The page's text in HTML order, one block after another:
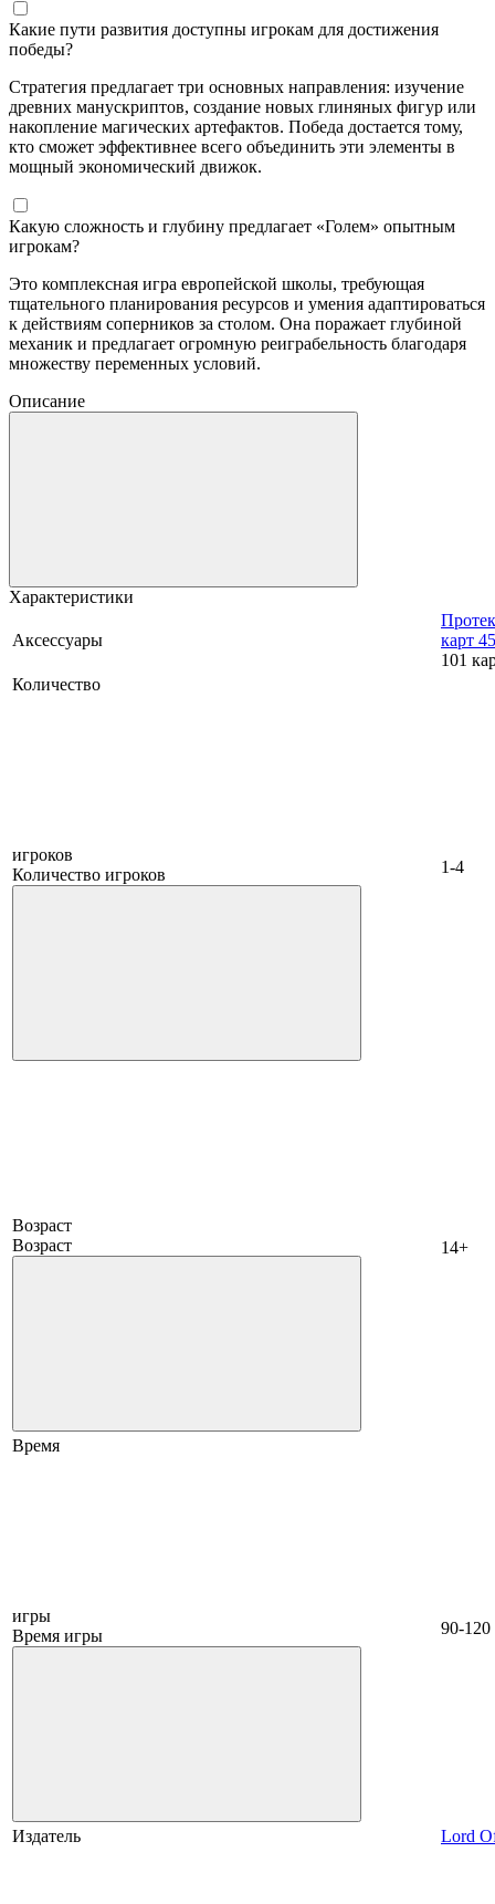
Какие пути развития доступны игрокам для достижения
победы?
Стратегия предлагает три основных направления: изучение
древних манускриптов, создание новых глиняных фигур или
накопление магических артефактов. Победа достается тому,
кто сможет эффективнее всего объединить эти элементы в
мощный экономический движок.
Какую сложность и глубину предлагает «Голем» опытным
игрокам?
Это комплексная игра европейской школы, требующая
тщательного планирования ресурсов и умения адаптироваться
к действиям соперников за столом. Она поражает глубиной
механик и предлагает огромную реиграбельность благодаря
множеству переменных условий.
Описание
Характеристики
Аксессуары
карт
101
Количество
игроков
Количество игроков
1-4
Возраст
Возраст
14+
Время
игры
Время игры
90-
Издатель Lord